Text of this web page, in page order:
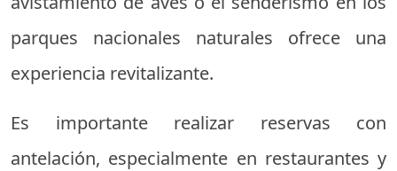
parques nacionales naturales ofrece una
experiencia revitalizante.
Es importante realizar reservas con
antelación, especialmente en restaurantes y